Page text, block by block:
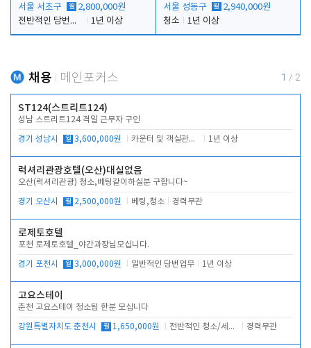
서울 서초구 월 2,800,000원
전반적인 당번업무
1년 이상
서울 성동구 월 2,940,000원
청소
1년 이상
채용 메인포커스 1 / 2
ST124(스트리트124)
성남 스트리트124 격일 근무자 구인
경기 성남시 월 3,600,000원 카운터 및 객실관리 전반 1년 이상
럭셔리관광호텔(오산)대실없음
오산(럭셔리관광) 청소,베팅같이하실분 구합니다~
경기 오산시 월 2,500,000원 베팅,청소 경력무관
로제토호텔
포천 로제토호텔_야간과장님모십니다.
경기 포천시 월 3,000,000원 일반적인 당번업무 1년 이상
고요스테이
춘천 고요스테이 청소팀 한분 모십니다
강원특별자치도 춘천시 월 1,650,000원 전반적인 청소/세탁업무 경력무관